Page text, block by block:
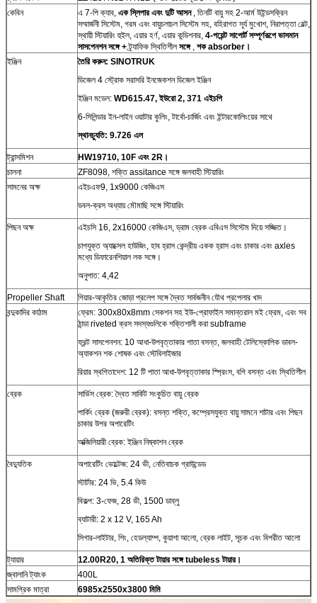
কেবিন
এ 7-পি ক্যাব, এক স্লিপার এবং দুটি আসন, তিনটি বায়ু সহ 2-আর্ম উইন্ডসক্রিন
সম্মার্জনী সিস্টেম, গরম এবং বায়ুচলাচল সিস্টেম সহ, বহিরাগত সূর্য মুখোশ, নিরাপত্তা বেল্ট,
স্থায়ী স্টিয়ারিং হুইল, এয়ার হর্ণ, এয়ার কন্ডিশনার, 4-পয়েন্ট সাপোর্ট সম্পূর্ণরূপে ভাসমান
সাসপেনশন সঙ্গে +ট্র্যাফিক স্থিতিশীল সঙ্গে, শক absorber।
ইঞ্জিন
তৈরি করুন: SINOTRUK
ডিজেল 4 স্ট্রোক সরাসরি ইনজেকশন ডিজেল ইঞ্জিন
ইঞ্জিন মডেল: WD615.47, ইউরো 2, 371 এইচপি
6-সিলিন্ডার ইন-লাইন ওয়াটার কুলিং, টার্বো-চার্জিং এবং ইন্টারকোলিংয়ের সাথে
স্থানচ্যুতি: 9.726 এল
ট্রান্সমিশন
HW19710, 10F এবং 2R।
চালনা
ZF8098, শক্তি assitance সঙ্গে জলবাহী স্টিয়ারিং
সামনের অক্ষ
এইচএফ9, 1x9000 কেজিএস
ডবল-ক্রস অধ্যায় মৌমাছি সঙ্গে স্টিয়ারিং
পিছন অক্ষ
এইচসি 16, 2x16000 কেজিএস, ড্রাম ব্রেক এবিএস সিস্টেম দিয়ে সজ্জিত।
চাপযুক্ত অ্যাক্সেল হাউজিং, হাব হ্রাস কেন্দ্রীয় একক হ্রাস এবং চাকার এবং axles
মধ্যে ডিফারেনশিয়াল লক সঙ্গে।
অনুপাত: 4,42
Propeller Shaft
গিয়ার-আকৃতির জোড়া প্রলেপ সঙ্গে দ্বৈত সার্বজনীন যৌথ প্রপেলার খাদ
বন্দুকাদির কাঠাম
ফ্রেম: 300x80x8mm সেকশন সহ ইউ-প্রোফাইল সমান্তরাল মই ফ্রেম, এবং সব
ঠান্ডা riveted ক্রস সদস্যগুলিকে শক্তিশালী করা subframe
ফ্রন্ট সাসপেনশন: 10 আধা-উপবৃত্তাকার পাতা বসন্ত, জলবাহী টেলিস্কোপিক ডাবল-
অ্যাকশন শক শোষক এবং স্টেবিলাইজার
রিয়ার স্থগিতাদেশ: 12 টি পাতা আধা-উপবৃত্তাকার স্প্রিংস, বগি বসন্ত এবং স্থিতিশীল
ব্রেক
সার্ভিস ব্রেক: দ্বৈত সার্কিট সংকুচিত বায়ু ব্রেক
পার্কিং ব্রেক (জরুরী ব্রেক): বসন্ত শক্তি, কম্প্রেসযুক্ত বায়ু সামনে শাটার এবং পিছন
চাকার উপর অপারেটিং
অক্জিলিয়ারী ব্রেক: ইঞ্জিন নিষ্কাশন ব্রেক
বৈদ্যুতিক
অপারেটিং ভোল্টেজ: 24 ভী, নেতিবাচক গ্রাউন্ডেড
স্টার্টার: 24 ভি, 5.4 কিউ
বিকল্প: 3-ফেজ, 28 ভী, 1500 ডাব্লু
ব্যাটারী: 2 x 12 V, 165 Ah
সিগার-লাইটার, শিং, হেডল্যাম্প, কুয়াশা আলো, ব্রেক লাইট, সূচক এবং বিপরীত আলো
ট্যায়ার
12.00R20, 1 অতিরিক্ত টায়ার সঙ্গে tubeless টায়ার।
জ্বালানি ট্যাংক
400L
সামগ্রিক মাত্রা
6985x2550x3800 মিমি